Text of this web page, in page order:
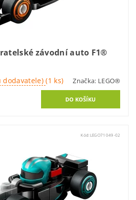
závodní auto F1®
dodavatele)(1 ks) Značka: LEGO®
Kód:LEGO71049-02